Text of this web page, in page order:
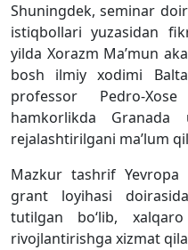
Shuningdek, seminar
istiqbollari yuzasidan
yilda Xorazm Ma’mun
bosh ilmiy xodimi
professor Pedro-
hamkorlikda
rejalashtirilgani ma’lum
Mazkur tashrif Yevropa
grant loyihasi
tutilgan bo‘lib,
rivojlantirishga xizmat